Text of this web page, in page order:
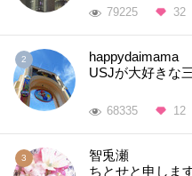
79225 32
happydaimama
USJが大好きな
68335 12
智兎瀬
ちとせと申しま